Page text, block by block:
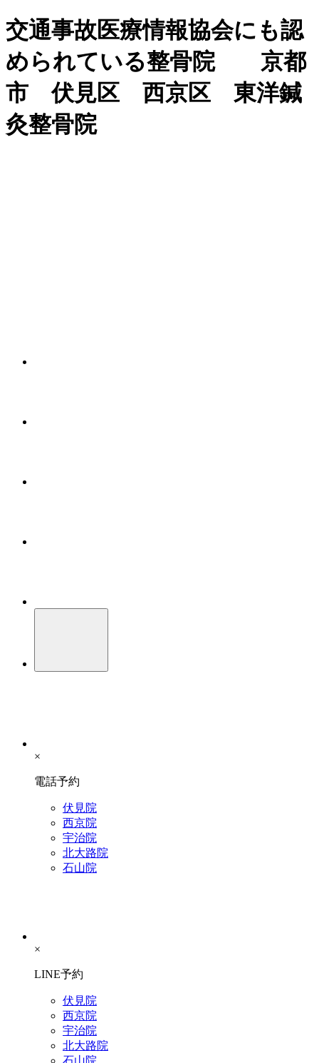
交通事故医療情報協会にも認
められている整骨院 京都
市 伏見区 西京区 東洋鍼
灸整骨院
×
電話予約
伏見院
西京院
宇治院
北大路院
石山院
×
LINE予約
伏見院
西京院
宇治院
北大路院
石山院